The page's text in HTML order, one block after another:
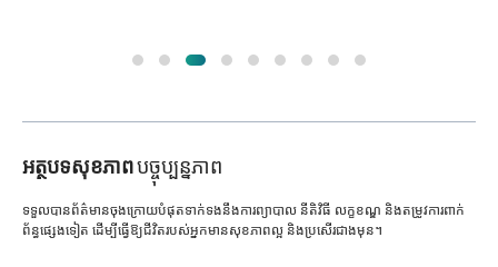
អត្ថបទសុខភាពបច្ចុប្បន្នភាព
ទទួលបានព័ត៌មានចុងក្រោយបំផុតទាក់ទងនឹងការព្យាបាល នីតិវិធី លក្ខខណ្ឌ និងតម្រូវការពាក់
ព័ន្ធផ្សេងទៀត ដើម្បីធ្វើឱ្យជីវិតរបស់អ្នកមានសុខភាពល្អ និងប្រសើរជាងមុន។